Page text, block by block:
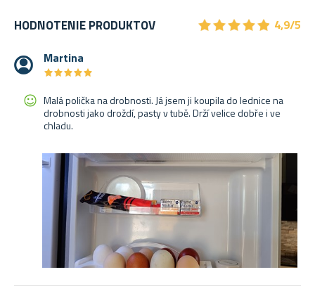
HODNOTENIE PRODUKTOV ★★★★★
★★★★★ 4,9/5
Martina
★★★★★
★★★★★
Malá polička na drobnosti. Já jsem ji koupila do lednice na
drobnosti jako droždí, pasty v tubě. Drží velice dobře i ve
chladu.